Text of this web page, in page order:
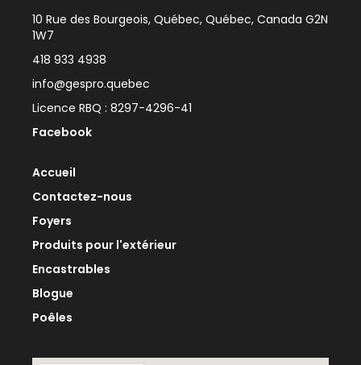
10 Rue des Bourgeois, Québec, Québec, Canada G2N
1W7
418 933 4938
info@gespro.quebec
Licence RBQ : 8297-4296-41
Facebook
Accueil
Contactez-nous
Foyers
Produits pour l'extérieur
Encastrables
Blogue
Poêles